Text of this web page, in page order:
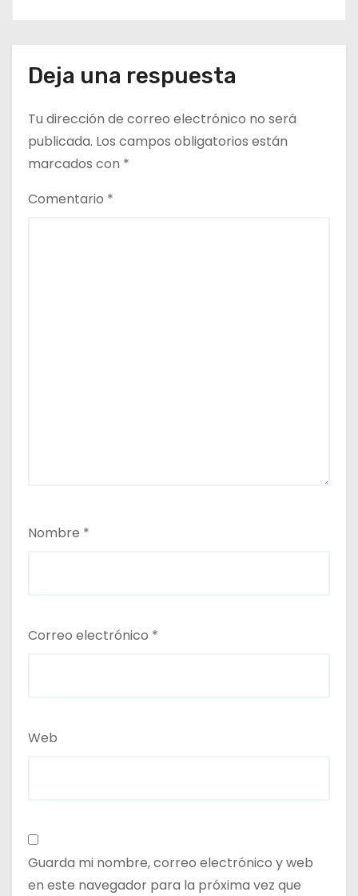
Deja una respuesta
Tu dirección de correo electrónico no será
publicada. Los campos obligatorios están
marcados con *
Comentario *
Nombre *
Correo electrónico *
Web
Guarda mi nombre, correo electrónico y web
en este navegador para la próxima vez que